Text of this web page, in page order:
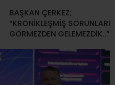
BAŞKAN ÇERKEZ;
“KRONİKLEŞMİŞ SORUNLARI
GÖRMEZDEN GELEMEZDİK..”